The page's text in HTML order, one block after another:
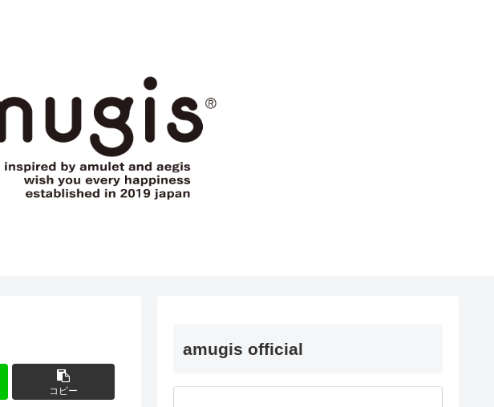
コピー
amugis official